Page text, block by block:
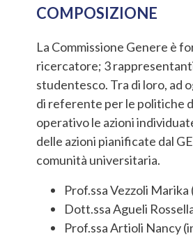
COMPOSIZIONE
La Commissione Genere è
ricercatore; 3
studentesco. Tra di loro, ad
di referente per le politiche
operativo le azioni
delle azioni pianificate dal
comunità universitaria.
Prof.ssa Vezzoli
Dott.ssa Agueli
Prof.ssa Artioli Nancy